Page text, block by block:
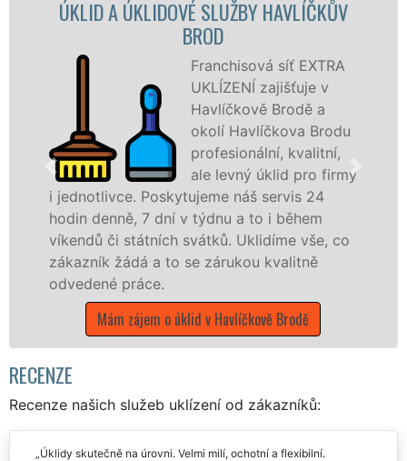
ÚKLIDOVÁ SLUŽBA A ČINNOSTI
HAVLÍČKŮV BROD
Naše společnost EXTRA
UKLÍZENÍ poskytuje v
Havlíčkově Brodě
veškeré profesionální
úklidové služby NON-
STOP. Levné úklidové
služby nabízíme pro všechny obchodní
společnosti, státní podniky, ale i domácnosti
v celém kraji Vysočina s jistotou čistoty.
Mám zájem o úklidové služby v Havlíčkově Brodě
RECENZE
Recenze našich služeb uklízení od zákazníků:
Úklidy skutečně na úrovni. Velmi milí, ochotní a flexibilní.